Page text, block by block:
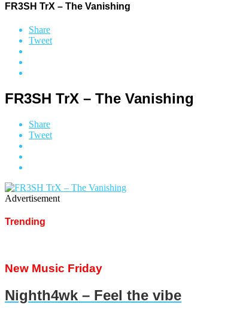
FR3SH TrX – The Vanishing
Share
Tweet
FR3SH TrX – The Vanishing
Share
Tweet
Advertisement
Trending
New Music Friday
Nighth4wk – Feel the vibe